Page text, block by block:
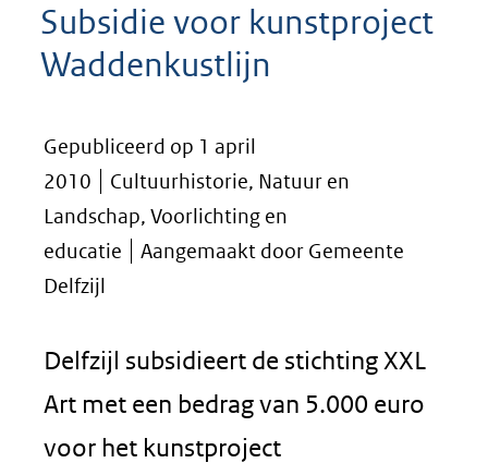
Subsidie voor kunstproject
Waddenkustlijn
Gepubliceerd op 1 april
2010
Cultuurhistorie, Natuur en
Landschap, Voorlichting en
educatie
Aangemaakt door Gemeente
Delfzijl
Delfzijl subsidieert de stichting XXL
Art met een bedrag van 5.000 euro
voor het kunstproject